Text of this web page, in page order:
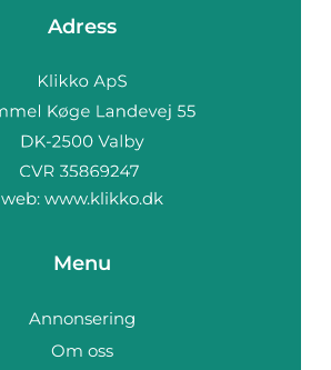
Adress
web: www.klikko.dk
Menu
Annonsering
Om oss